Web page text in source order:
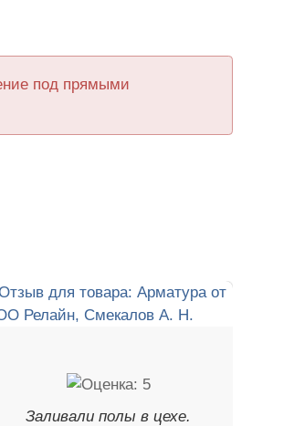
под прямыми
Заливали полы в цехе.